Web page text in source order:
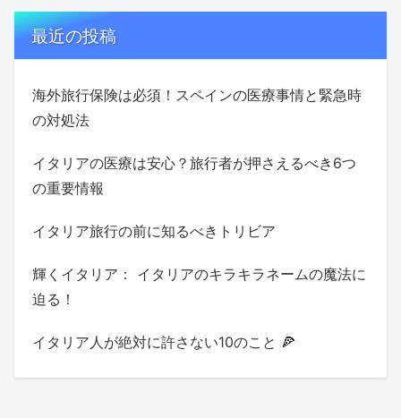
最近の投稿
海外旅行保険は必須！スペインの医療事情と緊急時
の対処法
イタリアの医療は安心？旅行者が押さえるべき6つ
の重要情報
イタリア旅行の前に知るべきトリビア
輝くイタリア： イタリアのキラキラネームの魔法に
迫る！
イタリア人が絶対に許さない10のこと 🍕